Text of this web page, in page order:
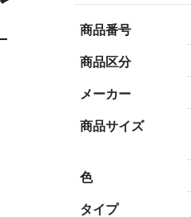
商品番号
商品区分
メーカー
商品サイズ
色
タイプ